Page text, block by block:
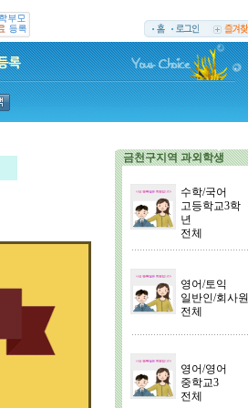
금천구지역 과외학생
수학/국어
고등학교3학
년
전체
영어/토익
일반인/회사원
전체
영어/영어
중학교3
전체